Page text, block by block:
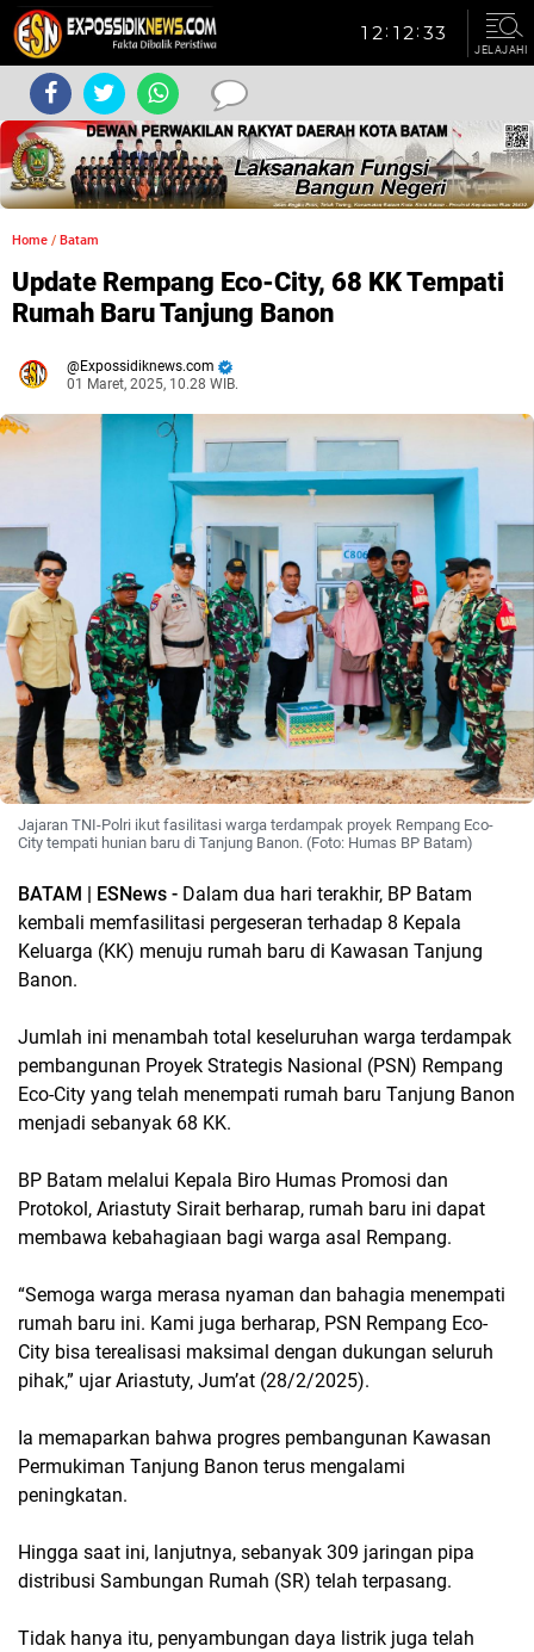
JELAJAHI
Home / Batam
Update Rempang Eco-City, 68 KK Tempati
Rumah Baru Tanjung Banon
Expossidiknews.com
01 Maret, 2025, 10.28 WIB.
Jajaran TNI-Polri ikut fasilitasi warga terdampak proyek Rempang Eco-
City tempati hunian baru di Tanjung Banon. (Foto: Humas BP Batam)
BATAM | ESNews - Dalam dua hari terakhir, BP Batam
kembali memfasilitasi pergeseran terhadap 8 Kepala
Keluarga (KK) menuju rumah baru di Kawasan Tanjung
Banon.
Jumlah ini menambah total keseluruhan warga terdampak
pembangunan Proyek Strategis Nasional (PSN) Rempang
Eco-City yang telah menempati rumah baru Tanjung Banon
menjadi sebanyak 68 KK.
BP Batam melalui Kepala Biro Humas Promosi dan
Protokol, Ariastuty Sirait berharap, rumah baru ini dapat
membawa kebahagiaan bagi warga asal Rempang.
“Semoga warga merasa nyaman dan bahagia menempati
rumah baru ini. Kami juga berharap, PSN Rempang Eco-
City bisa terealisasi maksimal dengan dukungan seluruh
pihak,” ujar Ariastuty, Jum’at (28/2/2025).
Ia memaparkan bahwa progres pembangunan Kawasan
Permukiman Tanjung Banon terus mengalami
peningkatan.
Hingga saat ini, lanjutnya, sebanyak 309 jaringan pipa
distribusi Sambungan Rumah (SR) telah terpasang.
Tidak hanya itu, penyambungan daya listrik juga telah